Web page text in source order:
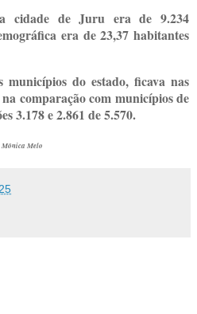
cidade de Juru era de 9.234
era de 23,37 habitantes
municípios do estado, ficava nas
comparação com municípios de
3.178 e 2.861 de 5.570.
Melo